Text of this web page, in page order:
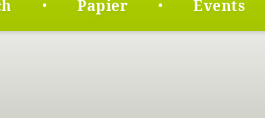
Papier Events